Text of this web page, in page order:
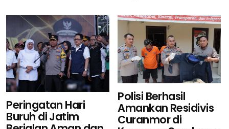
Peringatan Hari
Buruh di Jatim
Polisi Berhasil
Amankan Residivis
Curanmor di